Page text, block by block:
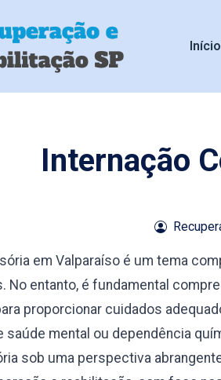
Início
Internação
em Valparaíso é um tema
No entanto, é fundamental
proporcionar cuidados
saúde mental ou dependência
sob uma perspectiva